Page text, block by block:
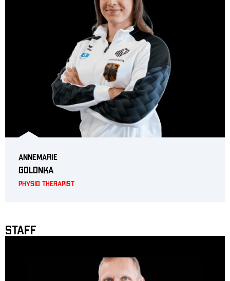
Annemarie
Golonka
Physio Therapist
Staff